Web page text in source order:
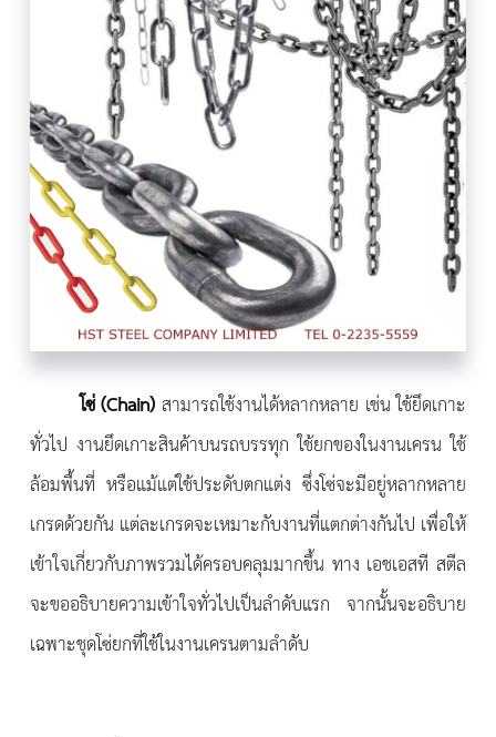
โซ่(Chain)สามารถใช้งานได้หลากหลาย เช่น ใช้ยึดเกาะ
ทั่วไป งานยึดเกาะสินค้าบนรถบรรทุก ใช้ยกของในงานเครน ใช้
ล้อมพื้นที่ หรือแม้แต่ใช้ประดับตกแต่ง ซึ่งโซ่จะมีอยู่หลากหลาย
เกรดด้วยกัน แต่ละเกรดจะเหมาะกับงานที่แตกต่างกันไป เพื่อให้
เข้าใจเกี่ยวกับภาพรวมได้ครอบคลุมมากขึ้น ทาง เอชเอสที สตีล
จะขออธิบายความเข้าใจทั่วไปเป็นลำดับแรก จากนั้นจะอธิบาย
เฉพาะชุดโซ่ยกที่ใช้ในงานเครนตามลำดับ